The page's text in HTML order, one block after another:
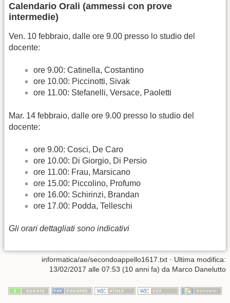
Calendario Orali (ammessi con prove
intermedie)
Ven. 10 febbraio, dalle ore 9.00 presso lo studio del
docente:
ore 9.00: Catinella, Costantino
ore 10.00: Piccinotti, Sivak
ore 11.00: Stefanelli, Versace, Paoletti
Mar. 14 febbraio, dalle ore 9.00 presso lo studio del
docente:
ore 9.00: Cosci, De Caro
ore 10.00: Di Giorgio, Di Persio
ore 11.00: Frau, Marsicano
ore 15.00: Piccolino, Profumo
ore 16.00: Schirinzi, Brandan
ore 17.00: Podda, Telleschi
Gli orari dettagliati sono indicativi
informatica/ae/secondoappello1617.txt · Ultima modifica:
13/02/2017 alle 07:53 (10 anni fa) da Marco Danelutto